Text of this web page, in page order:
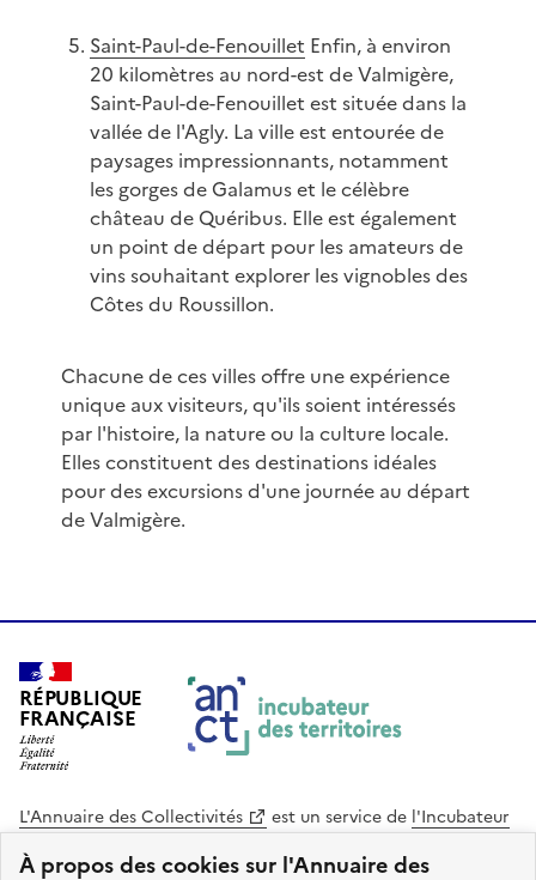
À propos des cookies sur l'Annuaire des
Saint-Paul-de-Fenouillet Enfin, à environ
20 kilomètres au nord-est de Valmigère,
Saint-Paul-de-Fenouillet est située dans la
vallée de l'Agly. La ville est entourée de
paysages impressionnants, notamment
les gorges de Galamus et le célèbre
château de Quéribus. Elle est également
un point de départ pour les amateurs de
vins souhaitant explorer les vignobles des
Côtes du Roussillon.
Chacune de ces villes offre une expérience
unique aux visiteurs, qu'ils soient intéressés
par l'histoire, la nature ou la culture locale.
Elles constituent des destinations idéales
pour des excursions d'une journée au départ
de Valmigère.
RÉPUBLIQUE
FRANÇAISE
L'Annuaire des Collectivités est un service de l'Incubateur
des Territoires
Cohésion des Territoires
. Le code source de ce site web